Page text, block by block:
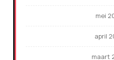
mei
april
maart